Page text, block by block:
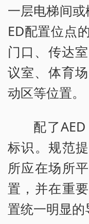
一层电梯间
ED配置位点
门口、传达
议室、体育
动区等位置。
配了
标识。规范
所应在场所
置，并在重
置统一明显的